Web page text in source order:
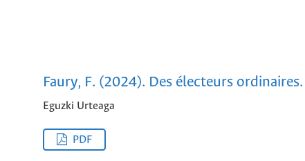
Faury, F. (2024). Des électeurs
Eguzki Urteaga
PDF